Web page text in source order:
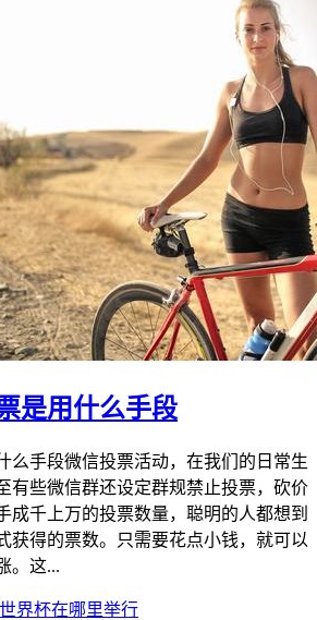
是用什么手段
么手段微信投票活动，在我们的日常生
有些微信群还设定群规禁止投票，砍价
成千上万的投票数量，聪明的人都想到
获得的票数。只需要花点小钱，就可以
。这...
界杯在哪里举行